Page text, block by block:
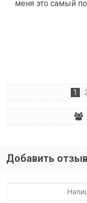
меня это самый
1
Добавить отзыв